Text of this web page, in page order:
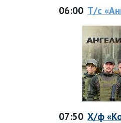
06:00 Т/с
07:50 Х/ф